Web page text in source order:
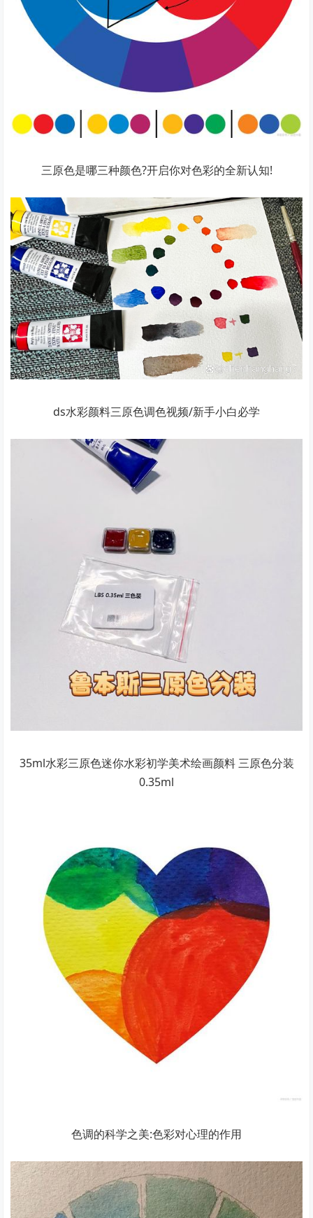
三原色是哪三种颜色?开启你对色彩的全新认知!
ds水彩颜料三原色调色视频/新手小白必学
35ml水彩三原色迷你水彩初学美术绘画颜料 三原色分装
0.35ml
色调的科学之美:色彩对心理的作用